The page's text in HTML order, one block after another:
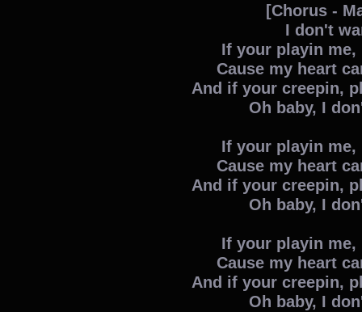
[Chorus -
I don't
If your playin
Cause my heart
And if your creepin,
Oh baby, I
If your playin
Cause my heart
And if your creepin,
Oh baby, I
If your playin
Cause my heart
And if your creepin,
Oh baby, I